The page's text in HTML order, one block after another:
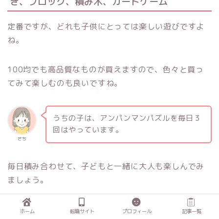
定番ですが、どれも子供にとっては楽しい遊びですよ
ね。
100均でも高品質なものが買えますので、色々と買っ
てみて楽しむのも良いですね。
さち
うちの子は、アンパンマンパズルを毎日３
回はやっています。
毎日積み合わせて、子どもと一緒に大人も楽しんでみ
ましょう。
▼具体的なおすすめ商品はこちらの記事に記載してい
ホーム 転職サイト プロフィール 記事一覧